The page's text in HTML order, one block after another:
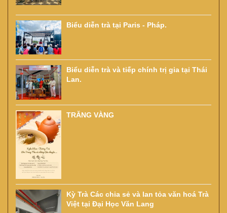
Biểu diễn trà tại Paris - Pháp.
Biểu diễn trà và tiếp chính trị gia tại Thái
Lan.
TRĂNG VÀNG
Kỳ Trà Các chia sẻ và lan tỏa văn hoá Trà
Việt tại Đại Học Văn Lang